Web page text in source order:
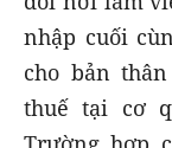
nhập cuối
cho bản
thuế tại cơ